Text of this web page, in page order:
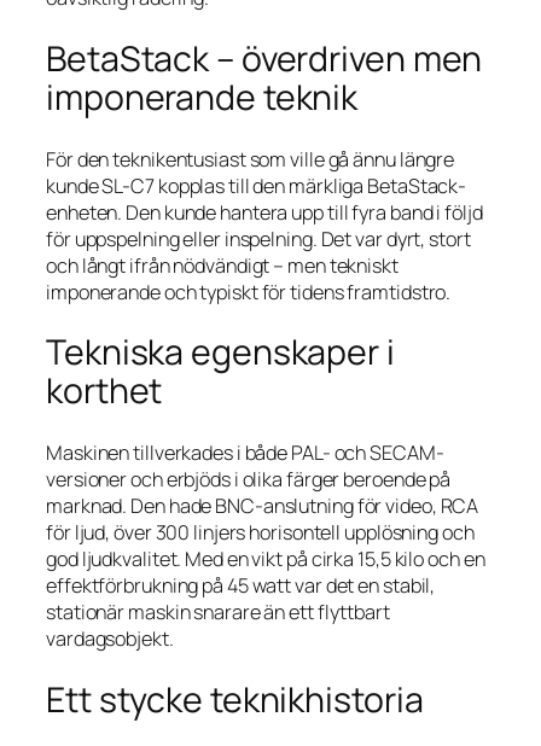
BetaStack – överdriven men
imponerande teknik
För den teknikentusiast som ville gå ännu längre
kunde SL-C7 kopplas till den märkliga BetaStack-
enheten. Den kunde hantera upp till fyra band i följd
för uppspelning eller inspelning. Det var dyrt, stort
och långt ifrån nödvändigt – men tekniskt
imponerande och typiskt för tidens framtidstro.
Tekniska egenskaper i
korthet
Maskinen tillverkades i både PAL- och SECAM-
versioner och erbjöds i olika färger beroende på
marknad. Den hade BNC-anslutning för video, RCA
för ljud, över 300 linjers horisontell upplösning och
god ljudkvalitet. Med en vikt på cirka 15,5 kilo och en
effektförbrukning på 45 watt var det en stabil,
stationär maskin snarare än ett flyttbart
vardagsobjekt.
Ett stycke teknikhistoria